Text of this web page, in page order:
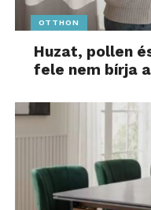
OTTHON
Huzat, pollen
fele nem bírja